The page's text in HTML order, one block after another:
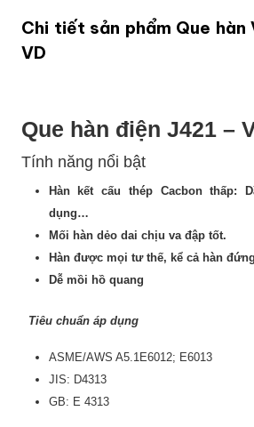
Chi tiết sản phẩm Que
VD
Que hàn điện J421 –
Tính năng nổi bật
Hàn kết cấu thép Cacbon thấp:
dụng…
Mối hàn dẻo dai chịu va đập tốt.
Hàn được mọi tư thế, kể cả hàn
Dễ mồi hồ quang
Tiêu chuẩn áp dụng
ASME/AWS A5.1E6012; E6013
JIS: D4313
GB: E 4313